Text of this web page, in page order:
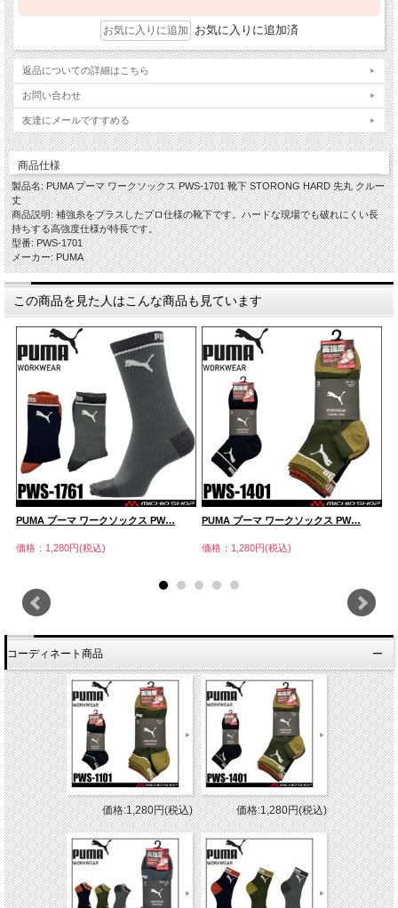
お気に入りに追加済
返品についての詳細はこちら
お問い合わせ
友達にメールですすめる
商品仕様
製品名: PUMA プーマ ワークソックス PWS-1701 靴下 STORONG HARD 先丸 クルー
丈
商品説明: 補強糸をプラスしたプロ仕様の靴下です。ハードな現場でも破れにくい長
持ちする高強度仕様が特長です。
型番: PWS-1701
メーカー: PUMA
この商品を見た人はこんな商品も見ています
PUMA プーマ ワークソックス PW…
価格：1,280円(税込)
PUMA プーマ ワークソックス PW…
価格：1,280円(税込)
コーディネート商品
価格:1,280円(税込) 価格:1,280円(税込)